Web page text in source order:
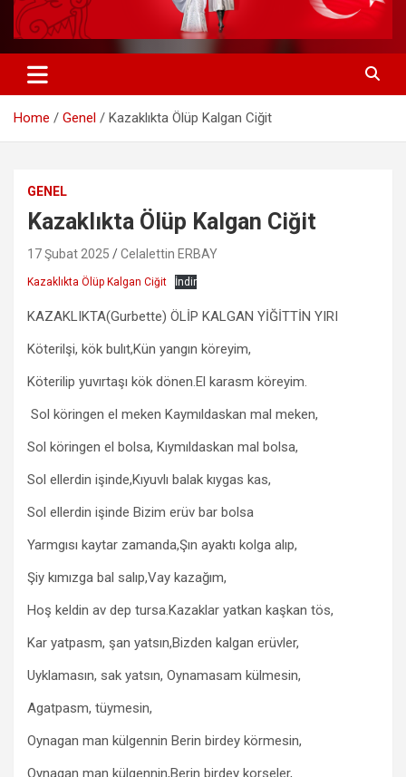
Home Genel Kazaklıkta Ölüp Kalgan Ciğit
GENEL
Kazaklıkta Ölüp Kalgan Ciğit
17 Şubat 2025 Celalettin ERBAY
Kazaklıkta Ölüp Kalgan Ciğit İndir
KAZAKLIKTA(Gurbette) ÖLİP KALGAN YİĞİTTİN YIRI
Köterilşi, kök bulıt,Kün yangın köreyim,
Köterilip yuvırtaşı kök dönen.El karasm köreyim.
Sol köringen el meken Kaymıldaskan mal meken,
Sol köringen el bolsa, Kıymıldaskan mal bolsa,
Sol ellerdin işinde,Kıyuvlı balak kıygas kas,
Sol ellerdin işinde Bizim erüv bar bolsa
Yarmgısı kaytar zamanda,Şın ayaktı kolga alıp,
Şiy kımızga bal salıp,Vay kazağım,
Hoş keldin av dep tursa.Kazaklar yatkan kaşkan tös,
Kar yatpasm, şan yatsın,Bizden kalgan erüvler,
Uyklamasın, sak yatsın, Oynamasam külmesin,
Agatpasm, tüymesin,
Oynagan man külgennin Berin birdey körmesin,
Oynagan man külgennin,Berin birdey korseler,